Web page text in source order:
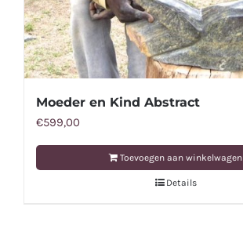
Moeder en Kind Abstract
€599,00
Toevoegen aan winkelwagen
Details